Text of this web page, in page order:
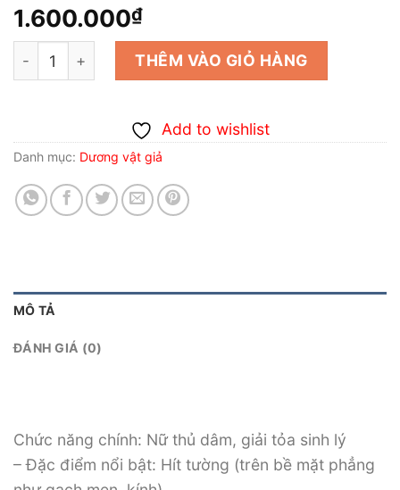
1.600.000₫
Dương vật siêu khủng LoveToy the King số lượng
THÊM VÀO GIỎ HÀNG
Add to wishlist
Danh mục: Dương vật giả
MÔ TẢ
ĐÁNH GIÁ (0)
Chức năng chính: Nữ thủ dâm, giải tỏa sinh lý
– Đặc điểm nổi bật: Hít tường (trên bề mặt phẳng